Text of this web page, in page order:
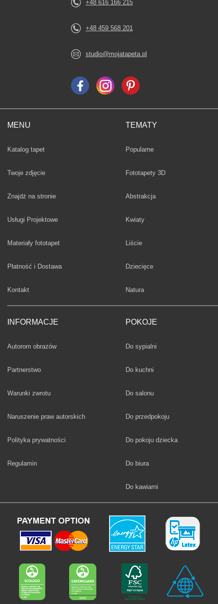
MENU
Katalog tapet
Twoje zdjęcie
Znajdż na stronie
Usługi Projektowe
Materiały fototapet
Płatność i Dostawa
Kontakt
INFORMACJE
Autorom obrazów
Partnerstwo
Warunki zwrotu
Naruszenie praw autorskich
Polityka prywatności
Regulamin
TEMATY
Fototapety
Popularne
Fototapety 3D
Fototapety
Abstrakcja
Fototapety
Kwiaty
Fototapety
Liście
Fototapety
Dziecięce
Fototapety
Natura
POKOJE
Fototapety
Do sypialni
Fototapety
Do kuchni
Fototapety
Do salonu
Fototapety
Do przedpokoju
Fototapety
Do pokoju dziecka
Fototapety
Do biura
Fototapety
Do kawiarni
+48 616 166 215
+48 459 568 201
studio@mojatapeta.pl